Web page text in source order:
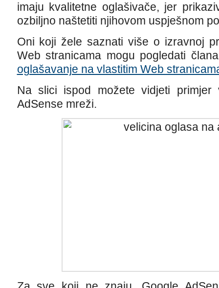
imaju kvalitetne oglašivače, jer
ozbiljno naštetiti njihovom uspješnom
Oni koji žele saznati više o izravnoj
Web stranicama mogu pogledati
oglašavanje na vlastitim Web
Na slici ispod možete vidjeti primjer
AdSense mreži.